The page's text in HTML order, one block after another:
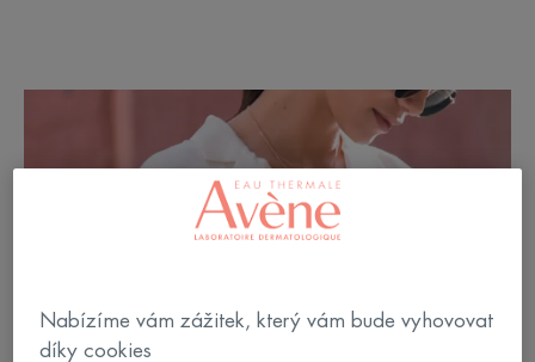
Nabízíme vám zážitek, který vám bude vyhovovat
díky cookies